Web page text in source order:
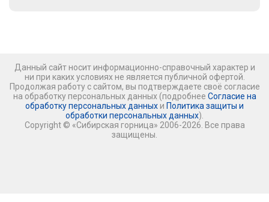
Данный сайт носит информационно-справочный характер и
ни при каких условиях не является публичной офертой.
Продолжая работу с сайтом, вы подтверждаете своё согласие
на обработку персональных данных (подробнее Согласие на
обработку персональных данных и Политика защиты и
обработки персональных данных).
Copyright © «Сибирская горница» 2006-2026. Все права
защищены.